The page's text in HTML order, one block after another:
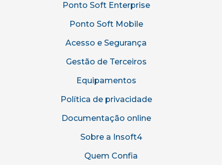
Ponto Soft Enterprise
Ponto Soft Mobile
Acesso e Segurança
Gestão de Terceiros
Equipamentos
Política de privacidade
Documentação online
Sobre a Insoft4
Quem Confia